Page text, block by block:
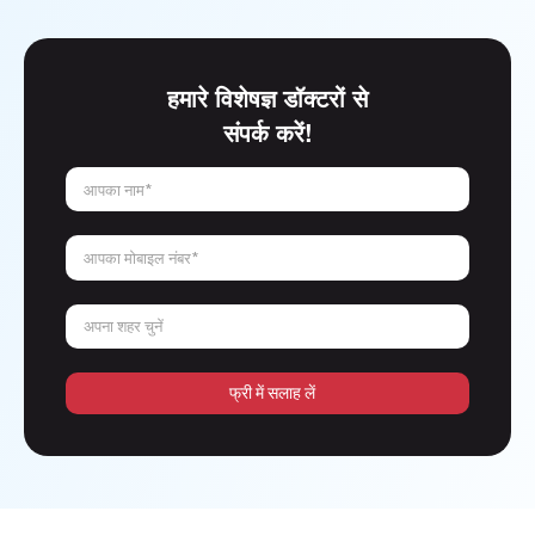
हमारे विशेषज्ञ डॉक्टरों से
संपर्क करें!
आपका नाम*
आपका मोबाइल नंबर*
अपना शहर चुनें
फ्री में सलाह लें